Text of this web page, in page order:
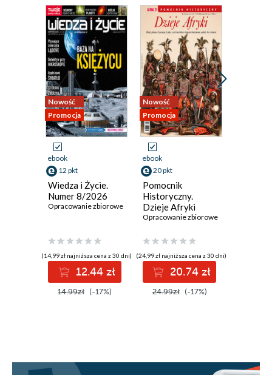
Nowość
Promocja
ebook
12 pkt
Wiedza i Życie.
Numer 8/2026
Opracowanie zbiorowe
(14,99 zł najniższa cena z 30 dni)
12.44 zł
14.99zł (-17%)
Nowość
Promocja
ebook
20 pkt
Pomocnik
Historyczny.
Dzieje Afryki
Opracowanie zbiorowe
(24,99 zł najniższa cena z 30 dni)
20.74 zł
24.99zł (-17%)